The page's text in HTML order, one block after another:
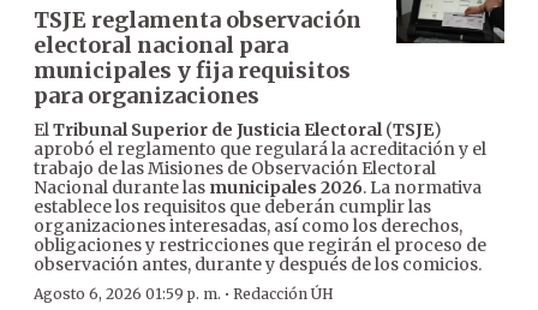
TSJE reglamenta observación
electoral nacional para
municipales y fija requisitos
para organizaciones
ElTribunal Superior de Justicia Electoral(TSJE)
aprobó el reglamento que regulará la acreditación y el
trabajo de las Misiones de Observación Electoral
Nacional durante las municipales 2026. La normativa
establece los requisitos que deberán cumplir las
organizaciones interesadas, así como los derechos,
obligaciones y restricciones que regirán el proceso de
observación antes, durante y después de los comicios.
Agosto 6, 2026 01:59 p. m. · Redacción ÚH